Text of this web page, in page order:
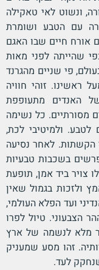
ונשוט לאי טאקילה
עם הטבע ושומרת
אורח חיים שבו האגם
שהייתה לפני מאות
פי שניים מהגרנד
ראשינו. זוהי חוויה
האנדים מתעופפת
מסורתיים. כל נשימה
ולמיטיבי לכת,
הקשתות. לאחר נסיעה
בשכבות טבעיות
צויר ביד אמן, תופעת
ולזכות בגמול שאין
ועד הפלא העולמי,
הצבעוני. טיול לפרו
מלא לנשמה של ארץ
זהו מסע שמעניק
לעד.